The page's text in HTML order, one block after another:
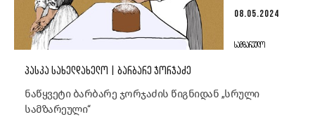
08.05.2024
ᲡᲐᲛᲖᲐᲠᲔᲣᲚᲝ
ᲞᲐᲡᲙᲐ ᲡᲐᲮᲔᲚᲓᲐᲮᲔᲚᲝ | ᲑᲐᲠᲑᲐᲠᲔ ᲯᲝᲠᲯᲐᲫᲔ
ნაწყვეტი ბარბარე ჯორჯაძის წიგნიდან „სრული
სამზარეული“